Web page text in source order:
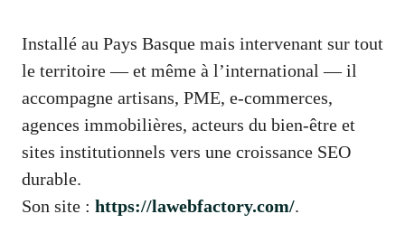
Installé au Pays Basque mais intervenant sur tout
le territoire — et même à l’international — il
accompagne artisans, PME, e-commerces,
agences immobilières, acteurs du bien-être et
sites institutionnels vers une croissance SEO
durable.
Son site : https://lawebfactory.com/.